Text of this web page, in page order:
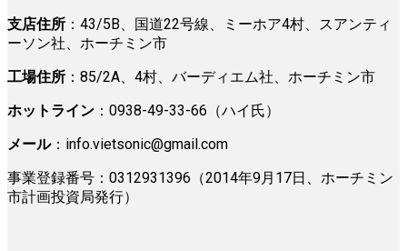
支店住所 ：43/5B、国道22号線、ミーホア4村、スアンティ
ーソン社、ホーチミン市
工場住所 ：85/2A、4村、バーディエム社、ホーチミン市
ホットライン ：0938-49-33-66（ハイ氏）
メール： info.vietsonic@gmail.com
事業登録番号：0312931396（2014年9月17日、ホーチミン
市計画投資局発行）